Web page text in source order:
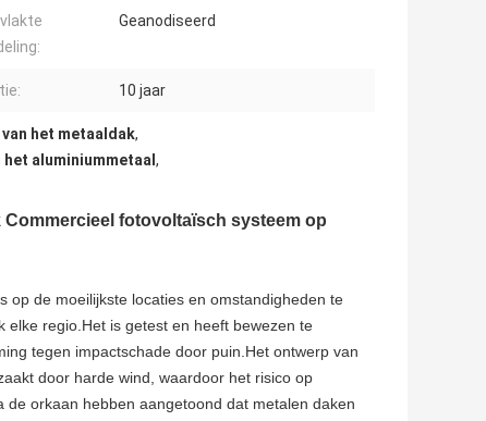
Geanodiseerd
10 jaar
het metaaldak,
aluminiummetaal ,
fotovoltaïsch systeem op
op de moeilijkste locaties en omstandigheden te
elke regio.Het is getest en heeft bewezen te
tegen impactschade door puin.Het ontwerp van
door harde wind, waardoor het risico op
orkaan hebben aangetoond dat metalen daken